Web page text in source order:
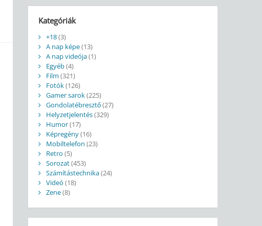
Kategóriák
+18(3)
A nap képe(13)
A nap videója(1)
Egyéb(4)
Film (321)
Fotók(126)
Gamer sarok(225)
Gondolatébresztő(27)
Helyzetjelentés(329)
Humor(17)
Képregény(16)
Mobiltelefon (23)
Retro (5)
Sorozat(453)
Számítástechnika(24)
Videó (18)
Zene(8)